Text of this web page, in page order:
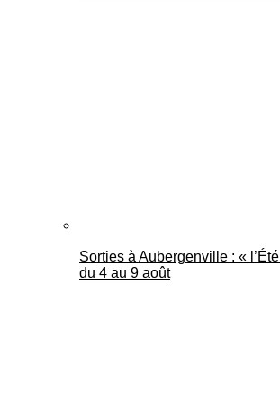
Sorties à Aubergenville : «
du 4 au 9 août